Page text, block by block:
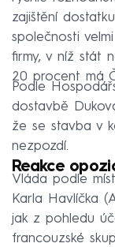
zajištění
společnosti
firmy, v níž stát
20 procent má
Podle
dostavbě
že se stavba v
nezpozdí.
Reakce
Vláda podle
Karla Havlíčka
jak z pohledu
francouzské